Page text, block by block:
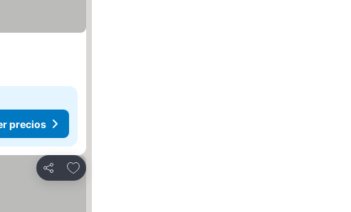
precios
Compartir
Agregar a favoritos